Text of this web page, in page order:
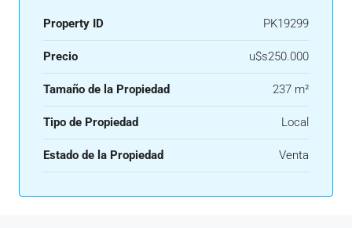
Property ID PK19299
Precio u$s250.000
Tamaño de la Propiedad 237 m²
Tipo de Propiedad Local
Estado de la Propiedad Venta